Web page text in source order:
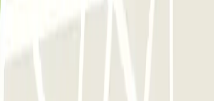
- Place Jean Jaurès